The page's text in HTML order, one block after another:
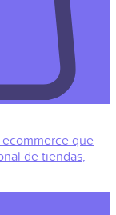
que
de tiendas,